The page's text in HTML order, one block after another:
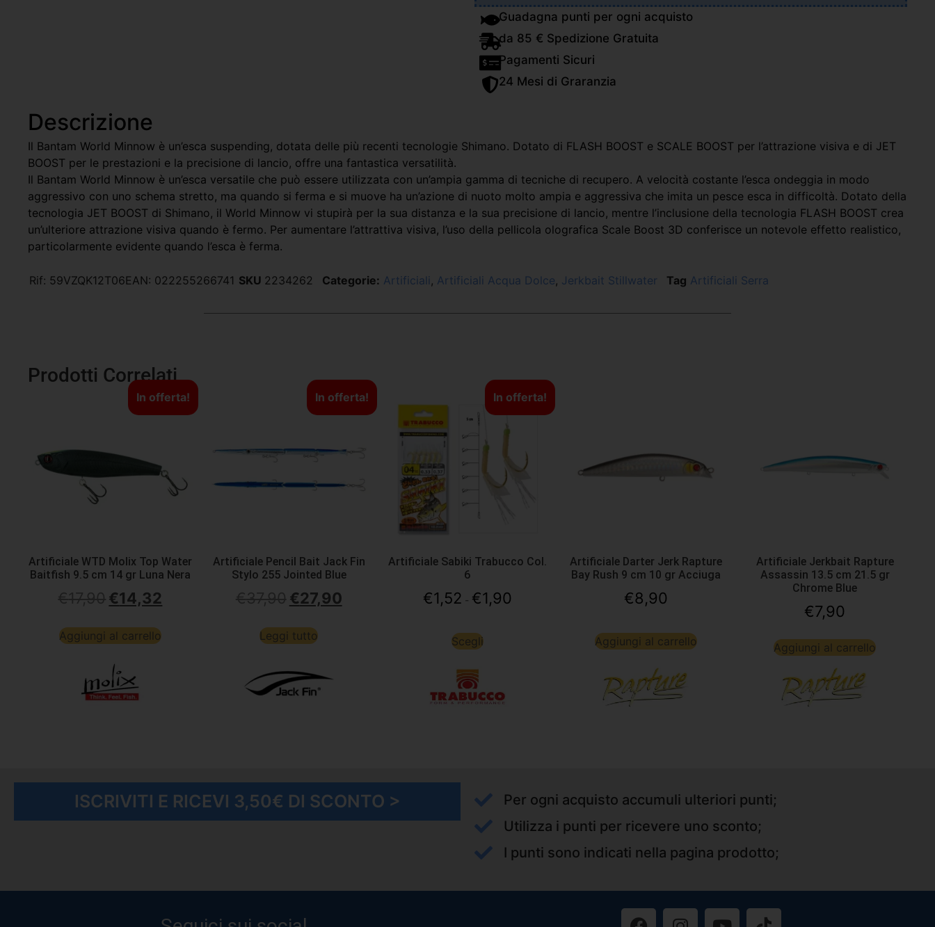
Guadagna punti per ogni acquisto
da 85 € Spedizione Gratuita
Pagamenti Sicuri
24 Mesi di Graranzia
Descrizione
Il Bantam World Minnow è un’esca suspending, dotata delle più recenti tecnologie Shimano. Dotato di FLASH BOOST e SCALE BOOST per l’attrazione visiva e di JET
BOOST per le prestazioni e la precisione di lancio, offre una fantastica versatilità.
Il Bantam World Minnow è un’esca versatile che può essere utilizzata con un’ampia gamma di tecniche di recupero. A velocità costante l’esca ondeggia in modo
aggressivo con uno schema stretto, ma quando si ferma e si muove ha un’azione di nuoto molto ampia e aggressiva che imita un pesce esca in difficoltà. Dotato della
tecnologia JET BOOST di Shimano, il World Minnow vi stupirà per la sua distanza e la sua precisione di lancio, mentre l’inclusione della tecnologia FLASH BOOST crea
un’ulteriore attrazione visiva quando è fermo. Per aumentare l’attrattiva visiva, l’uso della pellicola olografica Scale Boost 3D conferisce un notevole effetto realistico,
particolarmente evidente quando l’esca è ferma.
Rif: 59VZQK12T06EAN: 022255266741 SKU 2234262 Categorie: Artificiali , Artificiali Acqua Dolce, Jerkbait Stillwater Tag Artificiali Serra
Prodotti Correlati
In offerta!
Artificiale WTD Molix Top Water
Baitfish 9.5 cm 14 gr Luna Nera
€14,32
Aggiungi al carrello
In offerta!
Artificiale Pencil Bait Jack Fin
Stylo 255 Jointed Blue
€27,90
Leggi tutto
In offerta!
Artificiale Sabiki Trabucco Col.
6
€1,52 - €1,90
Scegli
Artificiale Darter Jerk Rapture
Bay Rush 9 cm 10 gr Acciuga
€8,90
Aggiungi al carrello
Artificiale Jerkbait Rapture
Assassin 13.5 cm 21.5 gr
Chrome Blue
€7,90
Aggiungi al carrello
ISCRIVITI E RICEVI 3,50€ DI SCONTO >
Per ogni acquisto accumuli ulteriori punti;
Utilizza i punti per ricevere uno sconto;
I punti sono indicati nella pagina prodotto;